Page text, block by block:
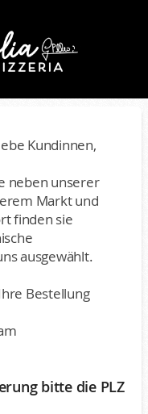
Kundinnen,
neben unserer
Markt und
finden sie
ausgewählt.
Bestellung
bitte die PLZ